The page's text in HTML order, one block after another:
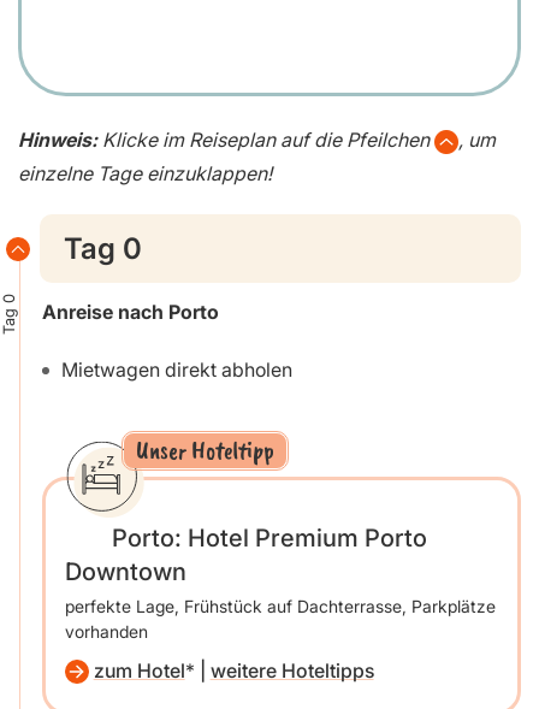
Hinweis: Klicke im Reiseplan auf die Pfeilchen
, um
einzelne Tage einzuklappen!
Tag 0
Tag 0
Anreise nach Porto
Mietwagen direkt abholen
Unser Hoteltipp
Porto: Hotel Premium Porto
Downtown
perfekte Lage, Frühstück auf Dachterrasse, Parkplätze
vorhanden
zum Hotel weitere Hoteltipps